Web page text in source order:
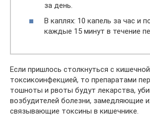
за день.
В каплях: 10 капель за час и
каждые 15 минут в течение
Если пришлось столкнуться с
токсикоинфекцией, то препаратами
тошноты и рвоты будут лекарства,
возбудителей болезни, замедляющие
связывающие токсины в кишечнике.